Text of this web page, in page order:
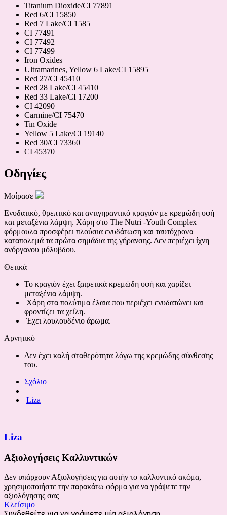
Titanium Dioxide/CI 77891
Red 6/CI 15850
Red 7 Lake/CI 1585
CI 77491
CI 77492
CI 77499
Iron Oxides
Ultramarines, Yellow 6 Lake/CI 15895
Red 27/CI 45410
Red 28 Lake/CI 45410
Red 33 Lake/CI 17200
CI 42090
Carmine/CI 75470
Tin Oxide
Yellow 5 Lake/CI 19140
Red 30/CI 73360
CI 45370
Οδηγίες
Μοίρασε
Ενυδατικό, θρεπτικό και αντιγηραντικό κραγιόν με κρεμώδη υφή
και μεταξένια λάμψη. Χάρη στο The Nutri -Youth Complex
φόρμουλα προσφέρει πλούσια ενυδάτωση και ταυτόχρονα
καταπολεμά τα πρώτα σημάδια της γήρανσης. Δεν περιέχει ίχνη
ανόργανου μόλυβδου.
Θετικά
Το κραγιόν έχει ξαιρετικά κρεμώδη υφή και χαρίζει
μεταξένια λάμψη.
Χάρη στα πολύτιμα έλαια που περιέχει ενυδατώνει και
φροντίζει τα χείλη.
Έχει λουλουδένιο άρωμα.
Αρνητικό
Δεν έχει καλή σταθερότητα λόγω της κρεμώδης σύνθεσης
του.
Σχόλιο
Liza
Liza
Αξιολογήσεις Καλλυντικών
Δεν υπάρχουν Αξιολογήσεις για αυτήν το καλλυντικό ακόμα,
χρησιμοποιήστε την παρακάτω φόρμα για να γράψετε την
αξιολόγησης σας
Κλείσιμο